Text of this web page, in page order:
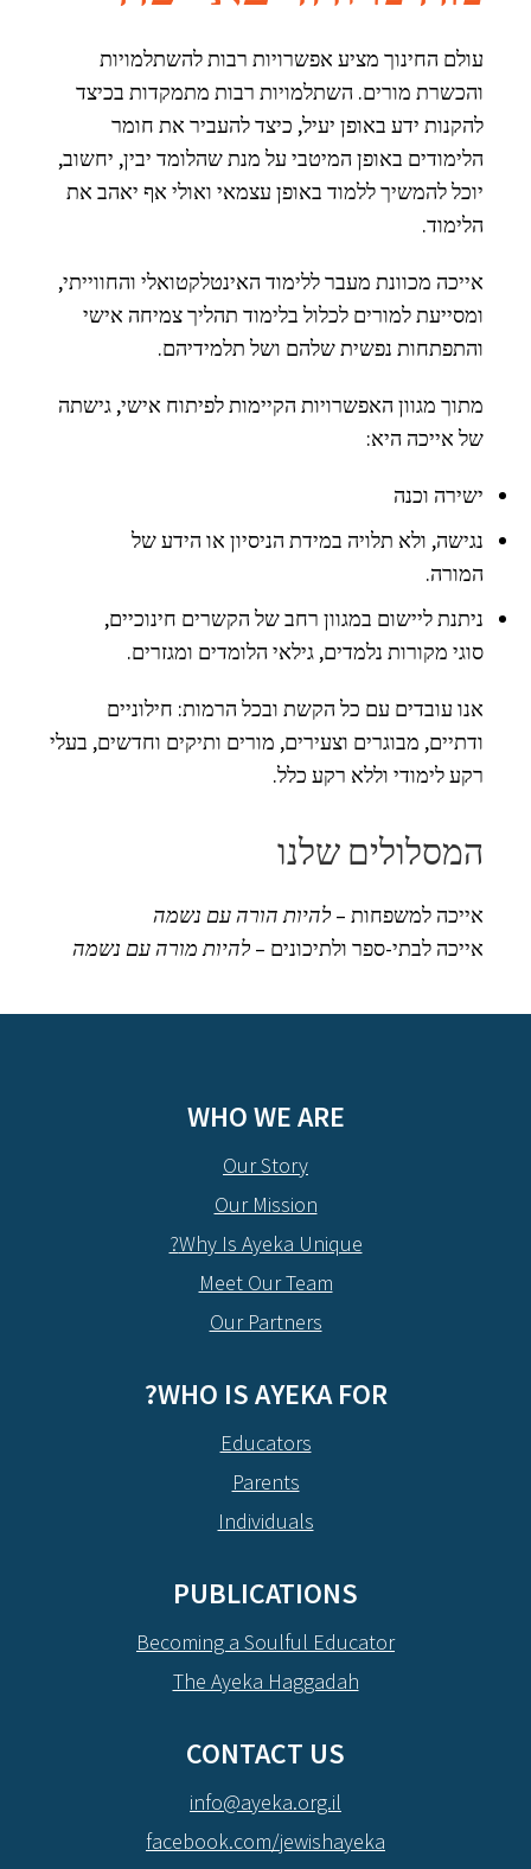
עולם החינוך מציע אפשרויות רבות להשתלמויות
והכשרת מורים. השתלמויות רבות מתמקדות בכיצד
להקנות ידע באופן יעיל, כיצד להעביר את חומר
הלימודים באופן המיטבי על מנת שהלומד יבין, יחשוב,
יוכל להמשיך ללמוד באופן עצמאי ואולי אף יאהב את
הלימוד.
אייכה מכוונת מעבר ללימוד האינטלקטואלי והחווייתי,
ומסייעת למורים לכלול בלימוד תהליך צמיחה אישי
והתפתחות נפשית שלהם ושל תלמידיהם.
מתוך מגוון האפשרויות הקיימות לפיתוח אישי, גישתה
של אייכה היא:
ישירה וכנה
נגישה, ולא תלויה במידת הניסיון או הידע של
המורה.
ניתנת ליישום במגוון רחב של הקשרים חינוכיים,
סוגי מקורות נלמדים, גילאי הלומדים ומגזרים.
אנו עובדים עם כל הקשת ובכל הרמות: חילוניים
ודתיים, מבוגרים וצעירים, מורים ותיקים וחדשים, בעלי
רקע לימודי וללא רקע כלל.
המסלולים שלנו
אייכה למשפחות – להיות הורה עם נשמה
אייכה לבתי-ספר ולתיכונים – להיות מורה עם נשמה
WHO WE ARE
Our Story
Our Mission
Why Is Ayeka Unique?
Meet Our Team
Our Partners
WHO IS AYEKA FOR?
Educators
Parents
Individuals
PUBLICATIONS
Becoming a Soulful Educator
The Ayeka Haggadah
CONTACT US
info@ayeka.org.il
facebook.com/jewishayeka